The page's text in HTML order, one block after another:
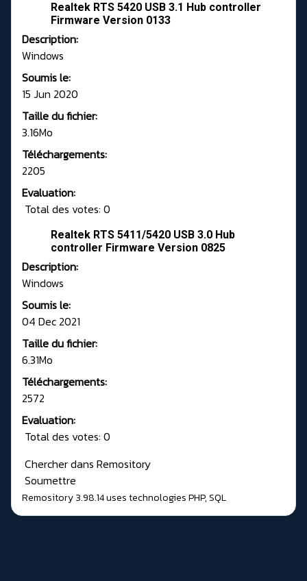
Realtek RTS 5420 USB 3.1 Hub controller
Firmware Version 0133
Description:
Windows
Soumis le:
15 Jun 2020
Taille du fichier:
3.16Mo
Téléchargements:
2205
Evaluation:
Total des votes: 0
Realtek RTS 5411/5420 USB 3.0 Hub
controller Firmware Version 0825
Description:
Windows
Soumis le:
04 Dec 2021
Taille du fichier:
6.31Mo
Téléchargements:
2572
Evaluation:
Total des votes: 0
Chercher dans Remository
Soumettre
Remository 3.98.14uses technologiesPHP,SQL